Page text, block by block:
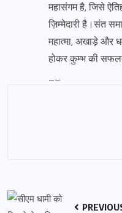
महासंगम है, जिसे
ज़िम्मेदारी है।संत
महात्मा, अखाड़े और
होकर कुम्भ की